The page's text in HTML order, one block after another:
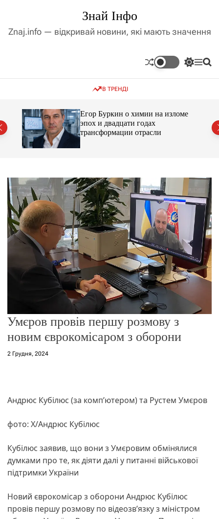
д
і
с
Знай Інфо
Znaj.info — відкривай новини, які мають значення
П
к
в
о
г
о
р
е
ж
и
м
у
М П
В ТРЕНДІ
Егор Буркин о химии на изломе
эпох и двадцати годах
трансформации отрасли
Умєров провів першу розмову з
новим єврокомісаром з оборони
2 Грудня, 2024
Андрюс Кубілюс (за комп’ютером) та Рустем Умєров
фото: X/Андрюс Кубілюс
Кубілюс заявив, що вони з Умєровим обмінялися
думками про те, як діяти далі у питанні військової
підтримки України
Новий єврокомісар з оборони Андрюс Кубілюс
провів першу розмову по відеозв’язку з міністром